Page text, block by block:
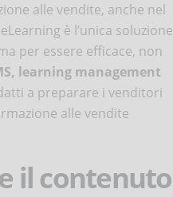
alle vendite, anche nel
è l’unica soluzione
per essere efficace, non
learning management
a preparare i venditori
alle vendite
il contenuto